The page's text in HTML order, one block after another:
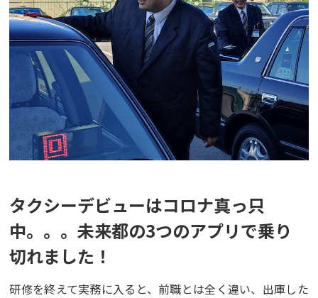
タクシーデビューはコロナ真っ只
中。。。未来都の3つのアプリで乗り
切れました！
研修を終えて実務に入ると、前職とは全く違い、出庫した